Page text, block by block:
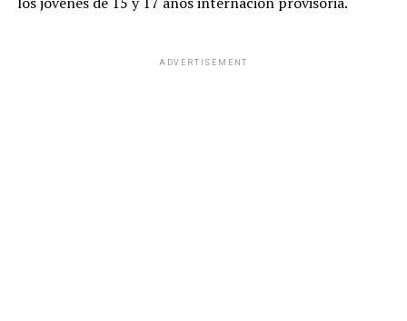
ADVERTISEMENT